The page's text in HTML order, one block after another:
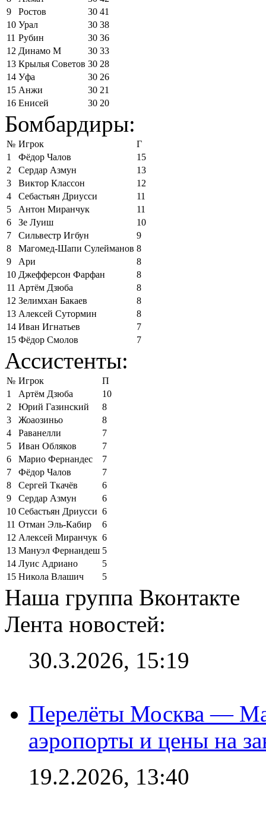
9
Ростов 30 41
10 Урал 30 38
11 Рубин 30 36
12 Динамо М 30 33
13 Крылья Советов 30 28
14 Уфа 30 26
15 Анжи 30 21
16 Енисей 30 20
Бомбардиры:
№ Игрок
Г
1
Фёдор Чалов
15
2
Сердар Азмун
13
3
Виктор Классон
12
4
Себастьян Дриусси
11
5
Антон Миранчук
11
6
Зе Луиш
10
7
Сильвестр Игбун
9
8
Магомед-Шапи Сулейманов 8
9
Ари
8
10 Джефферсон Фарфан
8
11 Артём Дзюба
8
12 Зелимхан Бакаев
8
13 Алексей Сутормин
8
14 Иван Игнатьев
7
15 Фёдор Смолов 7
Ассистенты:
№ Игрок
П
1
Артём Дзюба
10
2
Юрий Газинский
8
3
Жоаозиньо
8
4
Раванелли
7
5
Иван Обляков
7
6
Марио Фернандес
7
7
Фёдор Чалов
7
8
Сергей Ткачёв
6
9
Сердар Азмун
6
10 Себастьян Дриусси 6
11 Отман Эль-Кабир
6
12 Алексей Миранчук 6
13 Мануэл Фернандеш 5
14 Луис Адриано
5
15 Никола Влашич 5
Наша группа Вконтакте
Лента новостей:
30.3.2026, 15:19
Перелёты Москва —
аэропорты и цены на
19.2.2026, 13:40